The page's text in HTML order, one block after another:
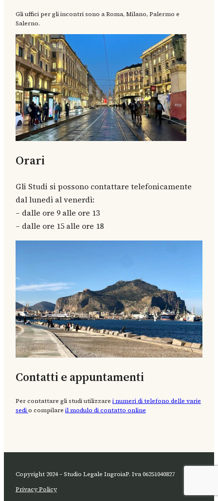
Gli uffici per gli incontri sono a Roma, Milano, Palermo e
Salerno.
Orari
Gli Studi si possono contattare telefonicamente
dal lunedì al venerdì:
– dalle ore 9 alle ore 13
– dalle ore 15 alle ore 18
Contatti e appuntamenti
Per contattare gli studi utilizzare i numeri di telefono delle varie
sedio compilare il modulo di contatto online
Copyright 2024 – Studio Legale IngroiaP. Iva 06251040827
Privacy Policy